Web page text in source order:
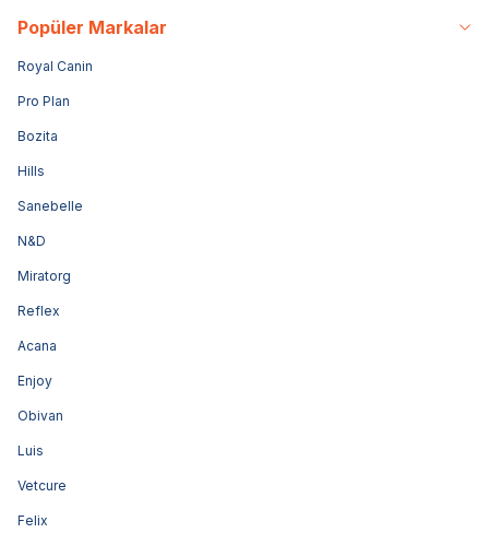
Popüler Markalar
Royal Canin
Pro Plan
Bozita
Hills
Sanebelle
N&D
Miratorg
Reflex
Acana
Enjoy
Obivan
Luis
Vetcure
Felix